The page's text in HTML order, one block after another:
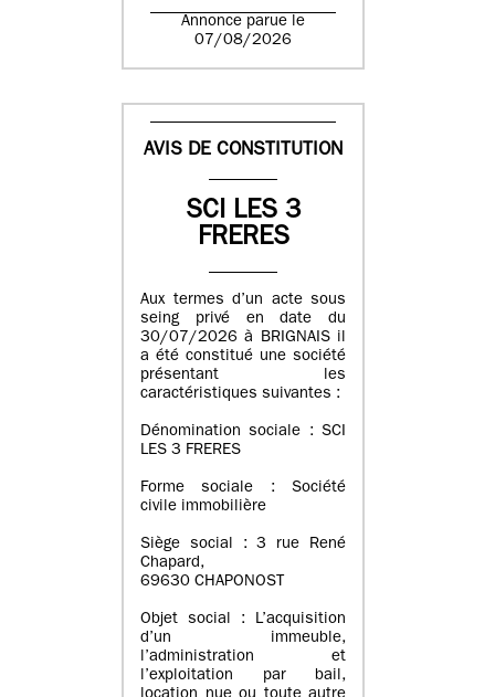
Annonce parue le
07/08/2026
AVIS DE CONSTITUTION
SCI LES 3
FRERES
Aux termes d’un acte sous
seing privé en date du
30/07/2026 à BRIGNAIS il
a été constitué une société
présentant les
caractéristiques suivantes :
Dénomination sociale : SCI
LES 3 FRERES
Forme sociale : Société
civile immobilière
Siège social : 3 rue René
Chapard,
69630 CHAPONOST
Objet social : L’acquisition
d’un immeuble,
l’administration et
l’exploitation par bail,